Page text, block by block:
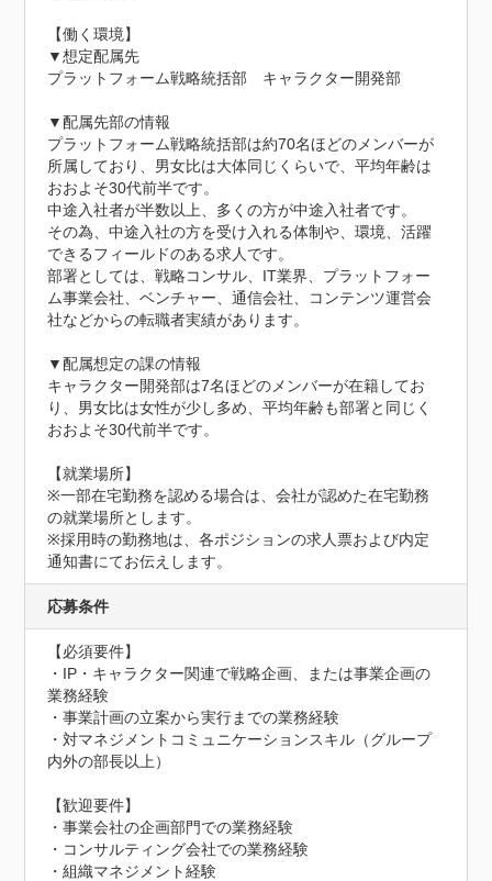
【働く環境】
▼想定配属先
プラットフォーム戦略統括部　キャラクター開発部
▼配属先部の情報
プラットフォーム戦略統括部は約70名ほどのメンバーが
所属しており、男女比は大体同じくらいで、平均年齢は
おおよそ30代前半です。
中途入社者が半数以上、多くの方が中途入社者です。
その為、中途入社の方を受け入れる体制や、環境、活躍
できるフィールドのある求人です。
部署としては、戦略コンサル、IT業界、プラットフォー
ム事業会社、ベンチャー、通信会社、コンテンツ運営会
社などからの転職者実績があります。
▼配属想定の課の情報
キャラクター開発部は7名ほどのメンバーが在籍してお
り、男女比は女性が少し多め、平均年齢も部署と同じく
おおよそ30代前半です。
【就業場所】
※一部在宅勤務を認める場合は、会社が認めた在宅勤務
の就業場所とします。
※採用時の勤務地は、各ポジションの求人票および内定
通知書にてお伝えします。
応募条件
【必須要件】
・IP・キャラクター関連で戦略企画、または事業企画の
業務経験
・事業計画の立案から実行までの業務経験
・対マネジメントコミュニケーションスキル（グループ
内外の部長以上）
【歓迎要件】
・事業会社の企画部門での業務経験
・コンサルティング会社での業務経験
・組織マネジメント経験